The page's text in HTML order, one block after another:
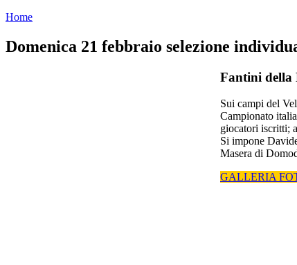
Home
Domenica 21 febbraio selezione
Fantini della
Sui campi del
Campionato
giocatori iscritti;
Si impone
Masera di
GALLERIA